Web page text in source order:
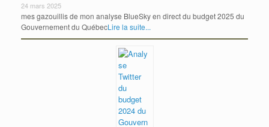
24 mars 2025
mes gazouillis de mon analyse BlueSky en direct du budget 2025 du
Gouvernement du QuébecLire la suite...